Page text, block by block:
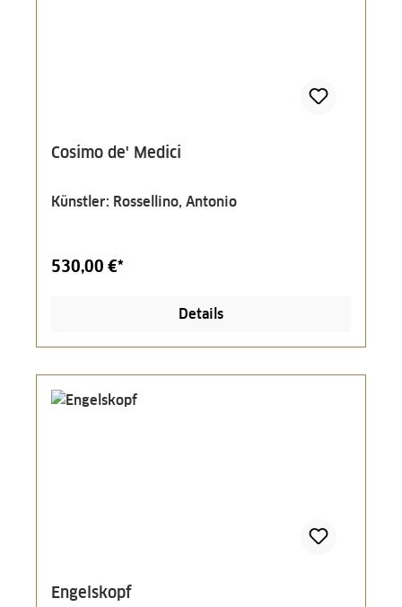
Cosimo de' Medici
Künstler: Rossellino, Antonio
530,00 €*
Details
Engelskopf